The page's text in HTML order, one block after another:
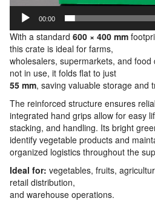
00:00
With a standard 600 × 400 mm
this crate is ideal for farms,
wholesalers, supermarkets, and
not in use, it folds flat to just
55 mm, saving valuable storage and
The reinforced structure ensures
integrated hand grips allow for easy
stacking, and handling. Its bright
identify vegetable products and
organized logistics throughout the
Ideal for: vegetables, fruits,
retail distribution,
and warehouse operations.